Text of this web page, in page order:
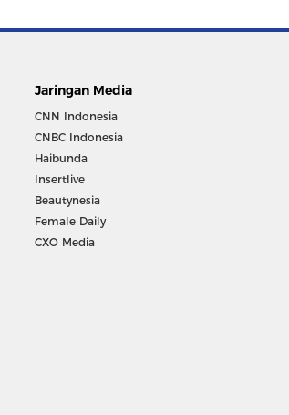
Jaringan Media
CNN Indonesia
CNBC Indonesia
Haibunda
Insertlive
Beautynesia
Female Daily
CXO Media